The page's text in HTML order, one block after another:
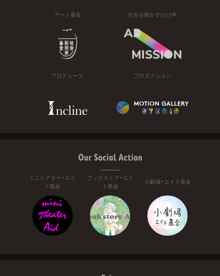
アート基金 社会を動かすかけ声
プロデュース プロダクション
Our Social Action
ミニシアター・エイ
ド基金
ブックストア・エイ
ド基金
小劇場・エイド基金